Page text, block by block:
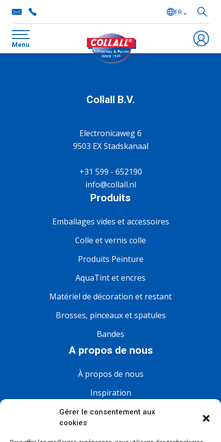
Gérer le consentement aux
cookies
FR
Menu
Collall B.V.
Electronicaweg 6
9503 EX Stadskanaal
+31 599 - 652190
info@collall.nl
Produits
Emballages vides et accessoires
Colle et vernis colle
Produits Peinture
AquaTint et encres
Matériel de décoration et restant
Brosses, pinceaux et spatules
Bandes
A propos de nous
À propos de nous
Inspiration
FAQ